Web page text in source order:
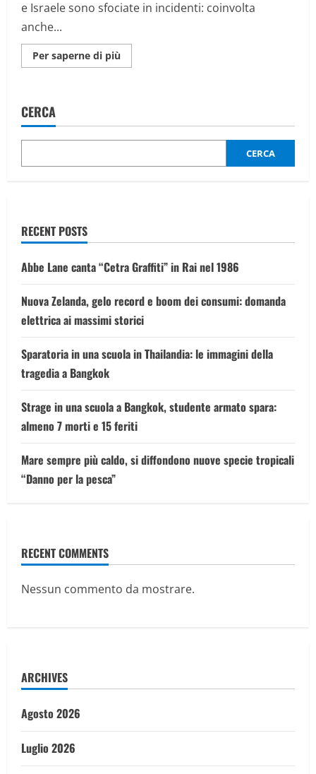
e Israele sono sfociate in incidenti: coinvolta
anche...
Per saperne di più
informazioni
la
Italia-
diversi
CERCA
CERCA
RECENT POSTS
Abbe Lane canta “Cetra Graffiti” in Rai nel 1986
Nuova Zelanda, gelo record e boom dei consumi: domanda
elettrica ai massimi storici
Sparatoria in una scuola in Thailandia: le immagini della
tragedia a Bangkok
Strage in una scuola a Bangkok, studente armato spara:
almeno 7 morti e 15 feriti
Mare sempre più caldo, si diffondono nuove specie tropicali
“Danno per la pesca”
RECENT COMMENTS
Nessun commento da mostrare.
ARCHIVES
Agosto 2026
Luglio 2026